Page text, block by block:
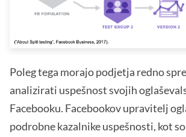
Poleg tega morajo podjetja redno
analizirati uspešnost svojih
Facebooku. Facebookov upravitelj
podrobne kazalnike uspešnosti, kot